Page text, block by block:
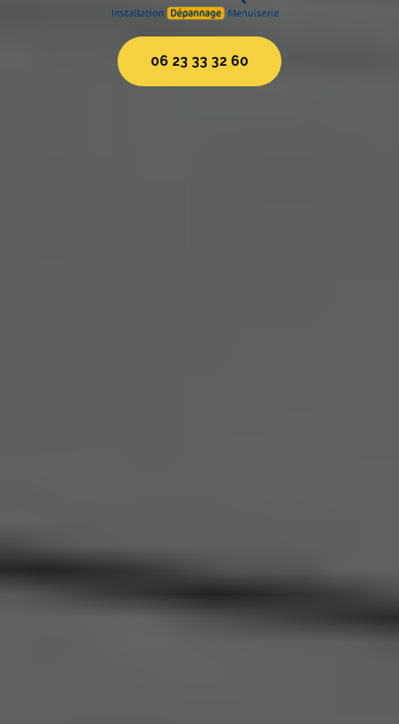
06 23 33 32 60